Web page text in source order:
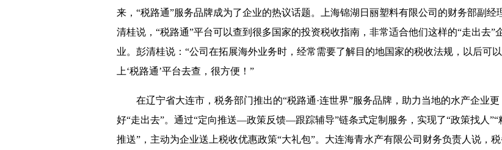
来，“税路通”服务品牌成为了企业的热议话题。上海锦湖日丽塑料有限公司的财务部副经
清桂说，“税路通”平台可以查到很多国家的投资税收指南，非常适合他们这样的“走出去”
业。彭清桂说：“公司在拓展海外业务时，经常需要了解目的地国家的税收法规，以后可以
上‘税路通’平台去查，很方便！”
在辽宁省大连市，税务部门推出的“税路通·连世界”服务品牌，助力当地的水产企业更
好“走出去”。通过“定向推送—政策反馈—跟踪辅导”链条式定制服务，实现了“政策找人”“
推送”，主动为企业送上税收优惠政策“大礼包”。大连海青水产有限公司财务负责人说，税